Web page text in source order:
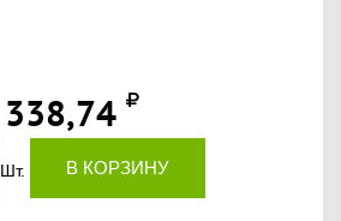
338,74
Шт. В КОРЗИНУ